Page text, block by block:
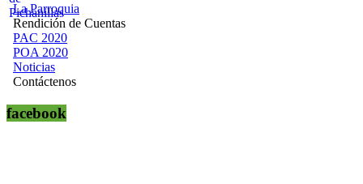
La Parroquia
Rendición de Cuentas
PAC 2020
POA 2020
Noticias
Contáctenos
facebook